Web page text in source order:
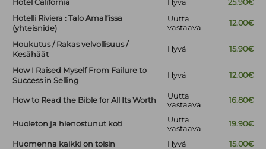
Hotel California
Hyvä
25.90€
Hotelli Riviera : Talo Amalfissa
(yhteisnide)
Uutta
vastaava
12.00€
Houkutus / Rakas velvollisuus /
Kesähäät
Hyvä 15.90€
How I Raised Myself From Failure to
Success in Selling
Hyvä 12.00€
How to Read the Bible for All Its Worth
Uutta
vastaava
16.80€
Huoleton ja hienostunut koti
Uutta
vastaava
19.90€
Huomenna kaikki on toisin Hyvä 15.00€